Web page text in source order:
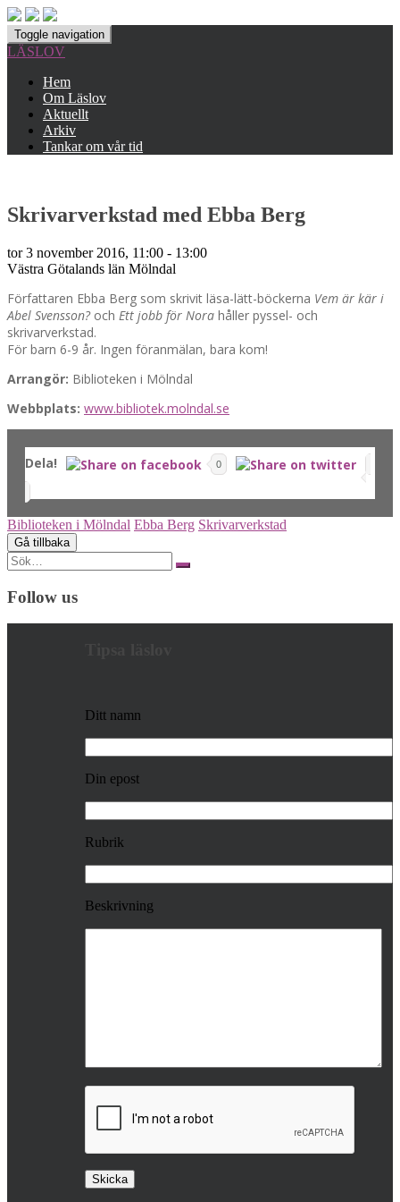
Toggle navigation
LÄSLOV
Hem
Om Läslov
Aktuellt
Arkiv
Tankar om vår tid
Skrivarverkstad med Ebba Berg
tor 3 november 2016, 11:00 - 13:00
Västra Götalands län Mölndal
Författaren Ebba Berg som skrivit läsa-lätt-böckerna Vem är kär i
Abel Svensson?och Ett jobb för Nora håller pyssel- och
skrivarverkstad.
För barn 6-9 år. Ingen föranmälan, bara kom!
Arrangör: Biblioteken i Mölndal
Webbplats: www.bibliotek.molndal.se
Dela! 0
Biblioteken i Mölndal Ebba Berg Skrivarverkstad
Search
for:
Follow us
Ditt namn
Din epost
Rubrik
Beskrivning